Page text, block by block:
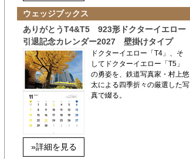
ウェッジブックス
ありがとうT4&T5 923形ドクターイエロー
引退記念カレンダー2027 壁掛けタイプ
»詳細を見る
ドクターイエロー「T4」、そ
してドクターイエロー「T5」
の勇姿を、鉄道写真家・村上悠
太による四季折々の厳選した写
真で綴る。